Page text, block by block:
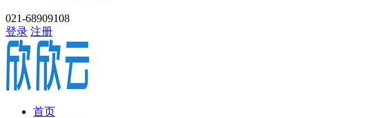
021-68909108
登录 注册
首页